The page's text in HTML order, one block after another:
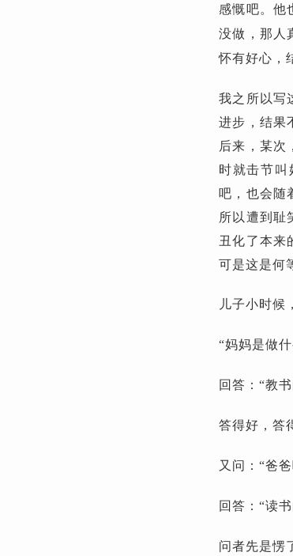
感慨吧。他
没做，那人
怀有好心，
我之所以写
进步，结果
后来，某次
时就击节
吧，也会随
所以遭到耻
丑化了本来
可是这是何
儿子小时候
“妈妈是做
回答：“教
答得好，答
又问：“爸
回答：“读
问者先是愣